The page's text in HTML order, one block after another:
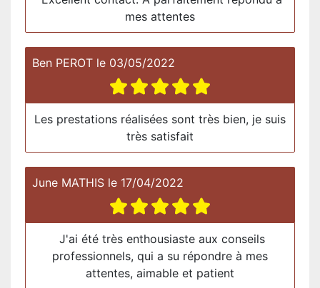
mes attentes
Ben PEROT le 03/05/2022
Les prestations réalisées sont très bien, je suis
très satisfait
June MATHIS le 17/04/2022
J'ai été très enthousiaste aux conseils
professionnels, qui a su répondre à mes
attentes, aimable et patient